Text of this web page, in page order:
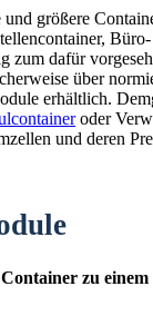
größere
zum dafür
über
erhältlich.
oder
und deren
zu einem